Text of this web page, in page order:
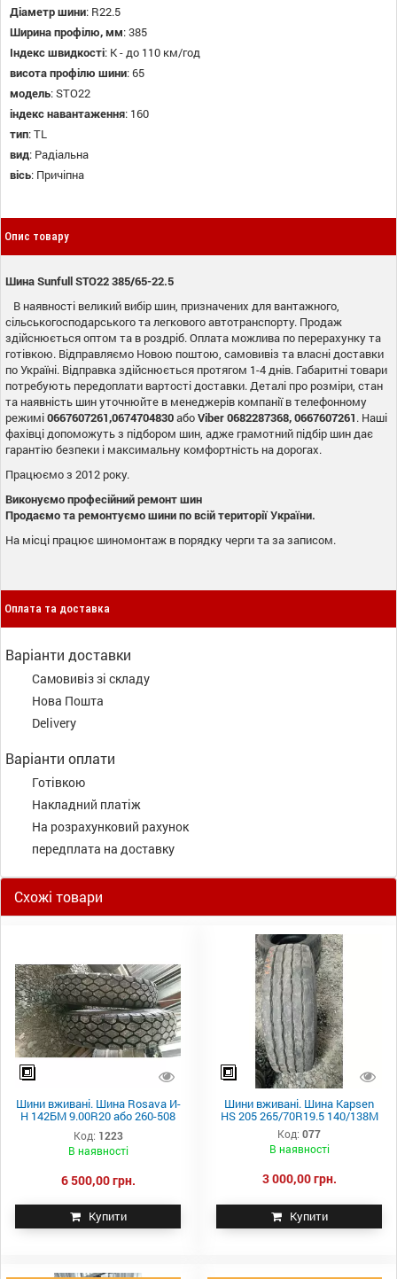
Діаметр шини: R22.5
Ширина профілю, мм:385
Індекс швидкості: K - до 110 км/год
висота профілю шини:65
модель:STO22
індекс навантаження: 160
тип:TL
вид: Радіальна
вісь: Причіпна
Опис товару
Шина Sunfull STO22 385/65-22.5
В наявності великий вибір шин, призначених для вантажного,
сільськогосподарського та легкового автотранспорту. Продаж
здійснюється оптом та в роздріб. Оплата можлива по перерахунку та
готівкою. Відправляємо Новою поштою, самовивіз та власні доставки
по Україні. Відправка здійснюється протягом 1-4 днів. Габаритні товари
потребують передоплати вартості доставки. Деталі про розміри, стан
та наявність шин уточнюйте в менеджерів компанії в телефонному
режимі0667607261,0674704830абоViber 0682287368, 0667607261. Наші
фахівці допоможуть з підбором шин, адже грамотний підбір шин дає
гарантію безпеки і максимальну комфортність на дорогах.
Працюємо з 2012 року.
Виконуємо професійний ремонт шин
Продаємо та ремонтуємо шини по всій території України.
На місці працює шиномонтаж в порядку черги та за записом.
Оплата та доставка
Варіанти доставки
Самовивіз зі складу
Нова Пошта
Delivery
Варіанти оплати
Готівкою
Накладний платіж
На розрахунковий рахунок
передплата на доставку
Схожі товари
Шини вживані. Шина Rosava И-
Н 142БМ 9.00R20 або 260-508
136/133J TT
Код: 1223
В наявності
6 500,00 грн.
Купити
Шини вживані. Шина Kapsen
HS 205 265/70R19.5 140/138М
Код: 077
В наявності
3 000,00 грн.
Купити